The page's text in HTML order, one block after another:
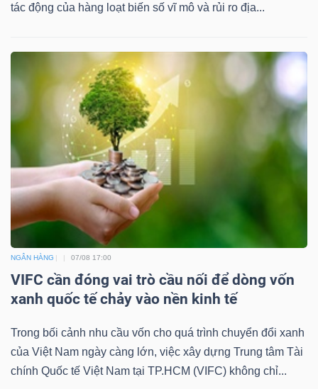
tác động của hàng loạt biến số vĩ mô và rủi ro địa...
NGÂN HÀNG 07/08 17:00
VIFC cần đóng vai trò cầu nối để dòng vốn
xanh quốc tế chảy vào nền kinh tế
Trong bối cảnh nhu cầu vốn cho quá trình chuyển đổi xanh
của Việt Nam ngày càng lớn, việc xây dựng Trung tâm Tài
chính Quốc tế Việt Nam tại TP.HCM (VIFC) không chỉ...
SẢN
Mã
chứng
khoán
Tất cả Cổ phiếu Chỉ số Chứng chỉ quỹ
Lãnh